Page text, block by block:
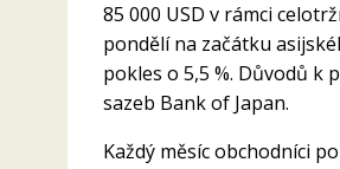
85 000 USD v rámci
pondělí na začátku
pokles o 5,5 %. Důvodů k
sazeb Bank of Japan.
Každý měsíc obchodníci